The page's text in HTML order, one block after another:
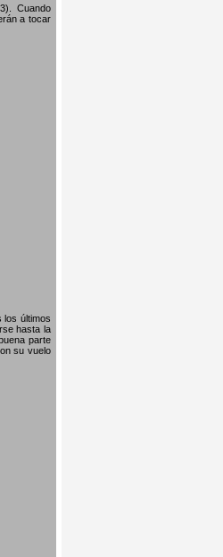
Cuando
a tocar
los últimos
hasta la
parte
su vuelo